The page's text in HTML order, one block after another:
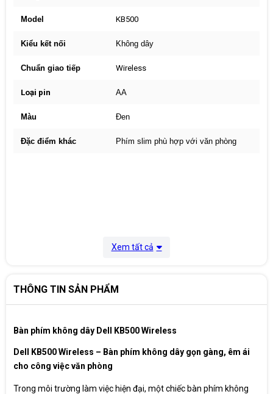
Model KB500
Kiểu kết nối Không dây
Chuẩn giao tiếp Wireless
Loại pin AA
Màu Đen
Đặc điểm khác Phím slim phù hợp với văn phòng
Xem tất cả
THÔNG TIN SẢN PHẨM
Bàn phím không dây Dell KB500 Wireless
Dell KB500 Wireless – Bàn phím không dây gọn gàng, êm ái
cho công việc văn phòng
Trong môi trường làm việc hiện đại, một chiếc bàn phím không